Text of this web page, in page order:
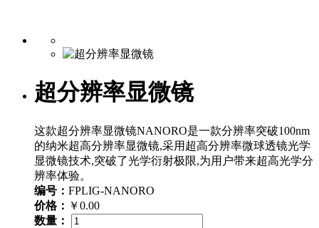
超分辨率显微镜
这款超分辨率显微镜NANORO是一款分辨率突破100nm
的纳米超高分辨率显微镜,采用超高分辨率微球透镜光学
显微镜技术,突破了光学衍射极限,为用户带来超高光学分
辨率体验。
编号： FPLIG-NANORO
价格： ￥0.00
数量：